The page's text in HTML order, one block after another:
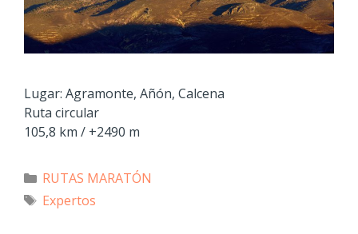
Lugar: Agramonte, Añón, Calcena
Ruta circular
105,8 km / +2490 m
RUTAS MARATÓN
Expertos